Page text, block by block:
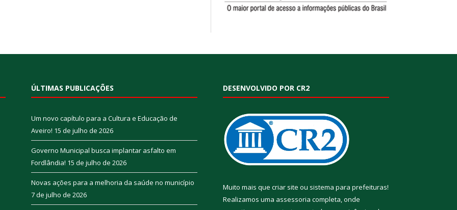
ÚLTIMAS PUBLICAÇÕES
Um novo capítulo para a Cultura e Educação de
Aveiro! 15 de julho de 2026
Governo Municipal busca implantar asfalto em
Fordlândia! 15 de julho de 2026
Novas ações para a melhoria da saúde no município
7 de julho de 2026
DESENVOLVIDO POR CR2
Muito mais que criar site ou sistema para prefeituras!
Realizamos uma assessoria completa, onde